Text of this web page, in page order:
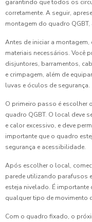
garantindo que todos os
corretamente. A seguir,
montagem do quadro
Antes de iniciar a
materiais necessários. Você
disjuntores, barramentos,
e crimpagem, além de
luvas e óculos de segurança.
O primeiro passo é
quadro QGBT. O local deve
e calor excessivo, e deve
importante que o quadro
segurança e acessibilidade.
Após escolher o local,
parede utilizando parafusos
esteja nivelado. É
qualquer tipo de movimento
Com o quadro fixado, o